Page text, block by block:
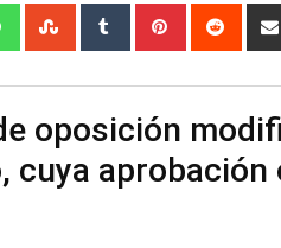
WhatsappStumbleUpon
Tumblr Pinterest Reddit
oposición
cuya aprobación